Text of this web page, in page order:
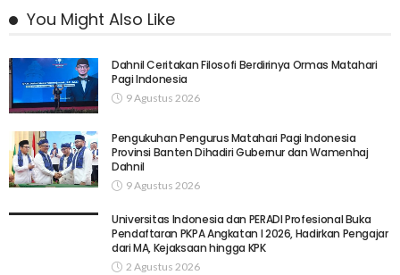
You Might Also Like
Dahnil Ceritakan Filosofi Berdirinya Ormas Matahari
Pagi Indonesia
9 Agustus 2026
Pengukuhan Pengurus Matahari Pagi Indonesia
Provinsi Banten Dihadiri Gubernur dan Wamenhaj
Dahnil
9 Agustus 2026
Universitas Indonesia dan PERADI Profesional Buka
Pendaftaran PKPA Angkatan I 2026, Hadirkan Pengajar
dari MA, Kejaksaan hingga KPK
2 Agustus 2026